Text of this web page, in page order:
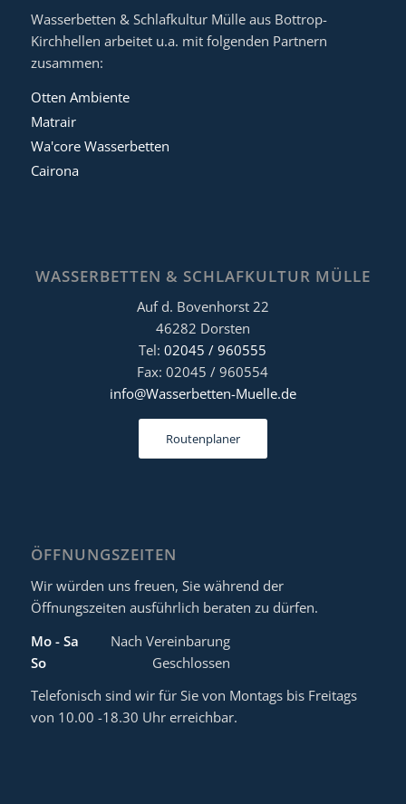
Wasserbetten & Schlafkultur Mülle aus Bottrop-
Kirchhellen arbeitet u.a. mit folgenden Partnern
zusammen:
Otten Ambiente
Matrair
Wa'core Wasserbetten
Cairona
WASSERBETTEN & SCHLAFKULTUR MÜLLE
Auf d. Bovenhorst 22
46282 Dorsten
Tel:02045 / 960555
Fax: 02045 / 960554
info@Wasserbetten-Muelle.de
Routenplaner
ÖFFNUNGSZEITEN
Wir würden uns freuen, Sie während der
Öffnungszeiten ausführlich beraten zu dürfen.
Mo - Sa
Nach Vereinbarung
So
Geschlossen
Telefonisch sind wir für Sie von Montags bis Freitags
von 10.00 -18.30 Uhr erreichbar.